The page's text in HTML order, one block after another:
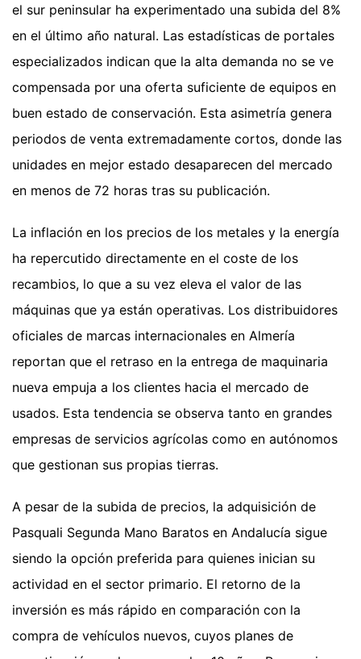
el sur peninsular ha experimentado una subida del 8%
en el último año natural. Las estadísticas de portales
especializados indican que la alta demanda no se ve
compensada por una oferta suficiente de equipos en
buen estado de conservación. Esta asimetría genera
periodos de venta extremadamente cortos, donde las
unidades en mejor estado desaparecen del mercado
en menos de 72 horas tras su publicación.
La inflación en los precios de los metales y la energía
ha repercutido directamente en el coste de los
recambios, lo que a su vez eleva el valor de las
máquinas que ya están operativas. Los distribuidores
oficiales de marcas internacionales en Almería
reportan que el retraso en la entrega de maquinaria
nueva empuja a los clientes hacia el mercado de
usados. Esta tendencia se observa tanto en grandes
empresas de servicios agrícolas como en autónomos
que gestionan sus propias tierras.
A pesar de la subida de precios, la adquisición de
Pasquali Segunda Mano Baratos en Andalucía sigue
siendo la opción preferida para quienes inician su
actividad en el sector primario. El retorno de la
inversión es más rápido en comparación con la
compra de vehículos nuevos, cuyos planes de